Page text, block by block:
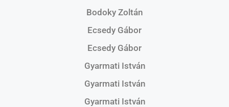
Bodoky Zoltán
Ecsedy Gábor
Ecsedy Gábor
Gyarmati István
Gyarmati István
Gyarmati István